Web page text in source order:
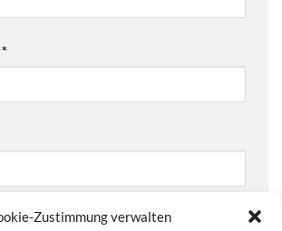
Zustimmung verwalten
*
zu der Mailingliste hinzu!